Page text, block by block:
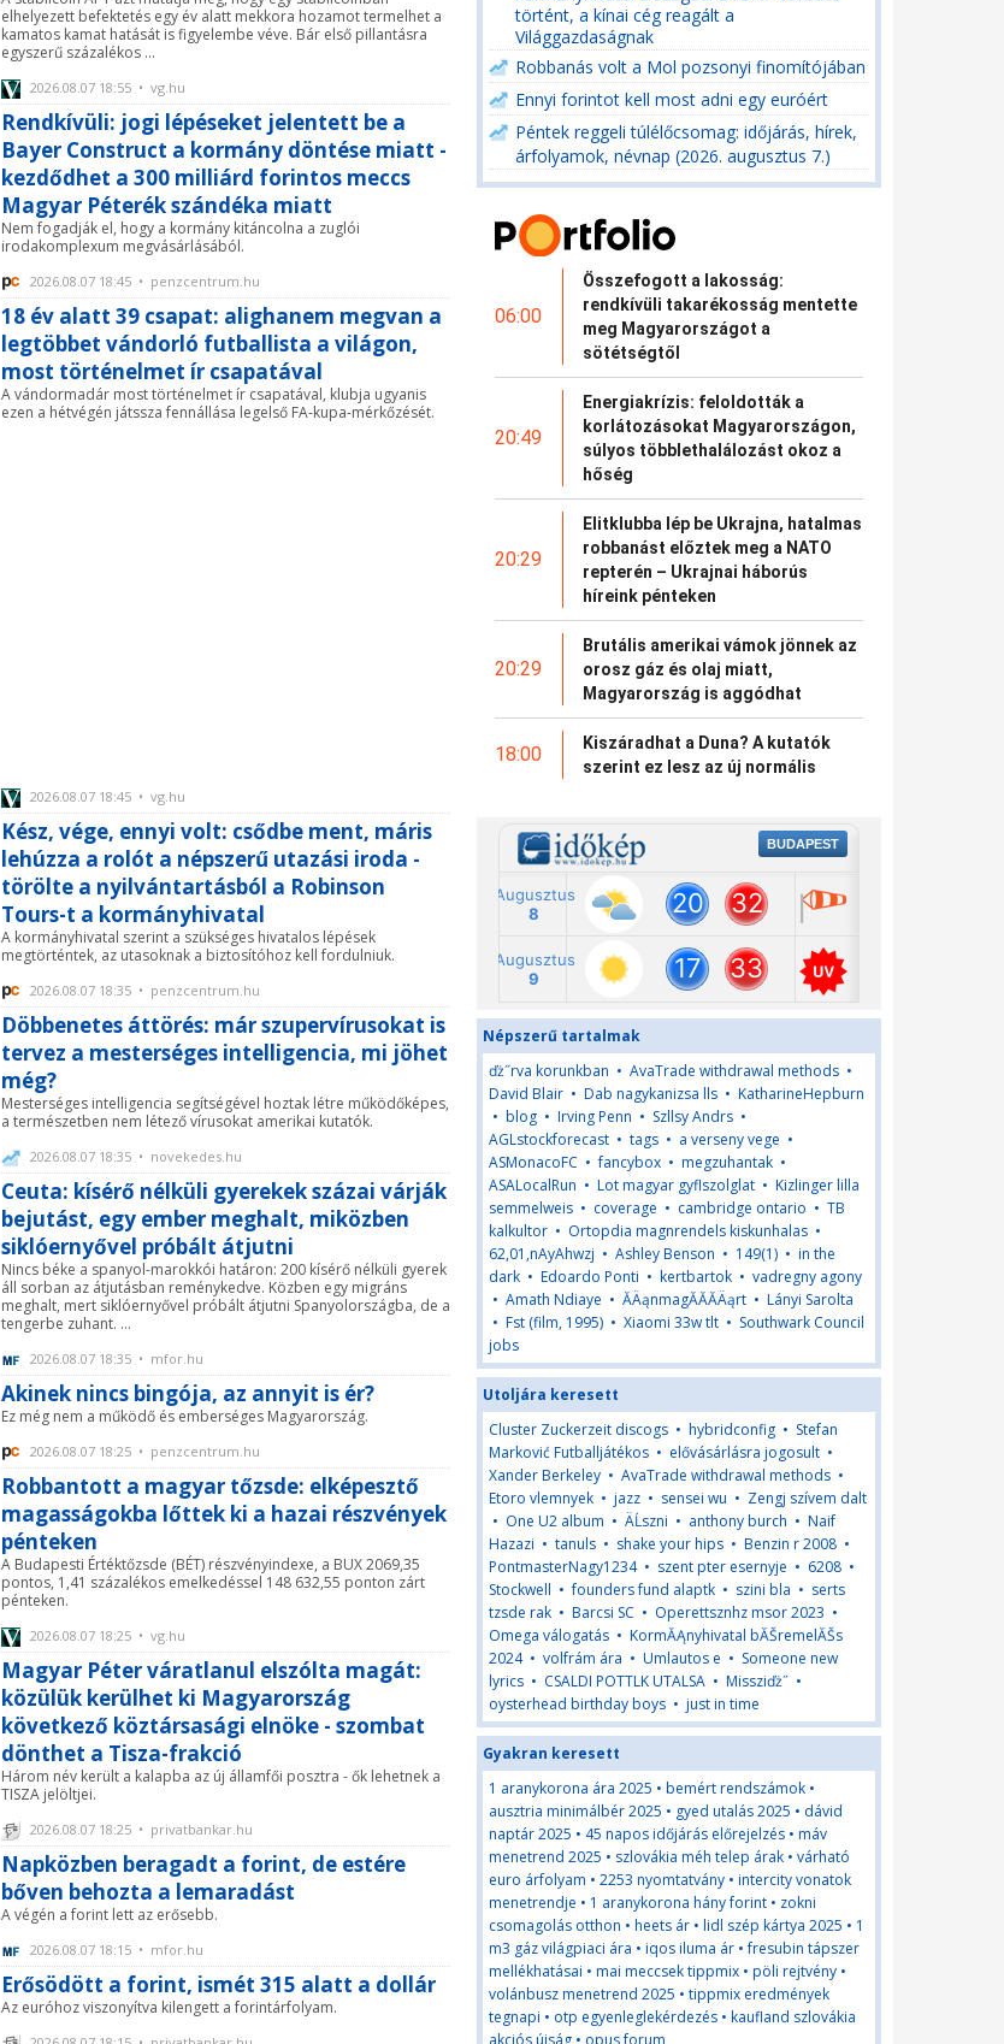
elhelyezett befektetés egy év alatt mekkora hozamot termelhet a
kamatos kamat hatását is figyelembe véve. Bár első pillantásra
egyszerű százalékos ...
2026.08.07 18:55 • vg.hu
Rendkívüli: jogi lépéseket jelentett be a
Bayer Construct a kormány döntése miatt -
kezdődhet a 300 milliárd forintos meccs
Magyar Péterék szándéka miatt
Nem fogadják el, hogy a kormány kitáncolna a zuglói
irodakomplexum megvásárlásából.
2026.08.07 18:45 • penzcentrum.hu
18 év alatt 39 csapat: alighanem megvan a
legtöbbet vándorló futballista a világon,
most történelmet ír csapatával
A vándormadár most történelmet ír csapatával, klubja ugyanis
ezen a hétvégén játssza fennállása legelső FA-kupa-mérkőzését.
2026.08.07 18:45 • vg.hu
Kész, vége, ennyi volt: csődbe ment, máris
lehúzza a rolót a népszerű utazási iroda -
törölte a nyilvántartásból a Robinson
Tours-t a kormányhivatal
A kormányhivatal szerint a szükséges hivatalos lépések
megtörténtek, az utasoknak a biztosítóhoz kell fordulniuk.
2026.08.07 18:35 • penzcentrum.hu
Döbbenetes áttörés: már szupervírusokat is
tervez a mesterséges intelligencia, mi jöhet
még?
Mesterséges intelligencia segítségével hoztak létre működőképes,
a természetben nem létező vírusokat amerikai kutatók.
2026.08.07 18:35 • novekedes.hu
Ceuta: kísérő nélküli gyerekek százai várják
bejutást, egy ember meghalt, miközben
siklóernyővel próbált átjutni
Nincs béke a spanyol-marokkói határon: 200 kísérő nélküli gyerek
áll sorban az átjutásban reménykedve. Közben egy migráns
meghalt, mert siklóernyővel próbált átjutni Spanyolországba, de a
tengerbe zuhant. ...
2026.08.07 18:35 • mfor.hu
Akinek nincs bingója, az annyit is ér?
Ez még nem a működő és emberséges Magyarország.
2026.08.07 18:25 • penzcentrum.hu
Robbantott a magyar tőzsde: elképesztő
magasságokba lőttek ki a hazai részvények
pénteken
A Budapesti Értéktőzsde (BÉT) részvényindexe, a BUX 2069,35
pontos, 1,41 százalékos emelkedéssel 148 632,55 ponton zárt
pénteken.
2026.08.07 18:25 • vg.hu
Magyar Péter váratlanul elszólta magát:
közülük kerülhet ki Magyarország
következő köztársasági elnöke - szombat
dönthet a Tisza-frakció
Három név került a kalapba az új államfői posztra - ők lehetnek a
TISZA jelöltjei.
2026.08.07 18:25 • privatbankar.hu
Napközben beragadt a forint, de estére
bőven behozta a lemaradást
A végén a forint lett az erősebb.
2026.08.07 18:15 • mfor.hu
Erősödött a forint, ismét 315 alatt a dollár
Az euróhoz viszonyítva kilengett a forintárfolyam.
történt, a kínai cég reagált a
Világgazdaságnak
Robbanás volt a Mol pozsonyi finomítójában
Ennyi forintot kell most adni egy euróért
Péntek reggeli túlélőcsomag: időjárás, hírek,
árfolyamok, névnap (2026. augusztus 7.)
06:00
Összefogott a lakosság:
rendkívüli takarékosság mentette
meg Magyarországot a
sötétségtől
20:49
Energiakrízis: feloldották a
korlátozásokat Magyarországon,
súlyos többlethalálozást okoz a
hőség
20:29
Elitklubba lép be Ukrajna, hatalmas
robbanást előztek meg a NATO
repterén – Ukrajnai háborús
híreink pénteken
20:29
Brutális amerikai vámok jönnek az
orosz gáz és olaj miatt,
Magyarország is aggódhat
18:00
Kiszáradhat a Duna? A kutatók
szerint ez lesz az új normális
Népszerű tartalmak
ďż˝rva korunkban • AvaTrade withdrawal methods •
David Blair • Dab nagykanizsa lls • KatharineHepburn
• blog • Irving Penn • Szllsy Andrs •
AGLstockforecast • tags • a verseny vege •
ASMonacoFC •fancybox • megzuhantak •
ASALocalRun • Lot magyar gyflszolglat • Kizlinger lilla
semmelweis • coverage • cambridge ontario • TB
kalkultor • Ortopdia magnrendels kiskunhalas •
62,01,nAyAhwzj • Ashley Benson • 149(1) • in the
dark • Edoardo Ponti • kertbartok • vadregny agony
• Amath Ndiaye • ĂÄąnmagĂĂĂÄąrt • Lányi Sarolta
• Fst (film, 1995) • Xiaomi 33w tlt • Southwark Council
jobs
Utoljára keresett
Cluster Zuckerzeit discogs • hybridconfig • Stefan
Marković Futballjátékos • elővásárlásra jogosult •
Xander Berkeley • AvaTrade withdrawal methods •
Etoro vlemnyek • jazz • sensei wu • Zengj szívem dalt
• One U2 album • ÄĹszni • anthony burch • Naif
Hazazi • tanuls • shake your hips • Benzin r 2008 •
PontmasterNagy1234 • szent pter esernyje • 6208 •
Stockwell •founders fund alaptk • szini bla • serts
tzsde rak • Barcsi SC • Operettsznhz msor 2023 •
Omega válogatás • KormĂĄnyhivatal bĂŠremelĂŠs
2024• volfrám ára • Umlautos e • Someone new
lyrics • CSALDI POTTLK UTALSA • Missziďż˝ •
oysterhead birthday boys • just in time
Gyakran keresett
1 aranykorona ára 2025 • bemért rendszámok •
ausztria minimálbér 2025 • gyed utalás 2025 • dávid
naptár 2025 • 45 napos időjárás előrejelzés • máv
menetrend 2025 • szlovákia méh telep árak • várható
euro árfolyam • 2253 nyomtatvány • intercity vonatok
menetrendje • 1 aranykorona hány forint • zokni
csomagolás otthon • heets ár • lidl szép kártya 2025 • 1
m3 gáz világpiaci ára • iqos iluma ár •fresubin tápszer
mellékhatásai • mai meccsek tippmix • pöli rejtvény •
volánbusz menetrend 2025 • tippmix eredmények
tegnapi • otp egyenleglekérdezés • kaufland szlovákia
akciós újság • opus forum